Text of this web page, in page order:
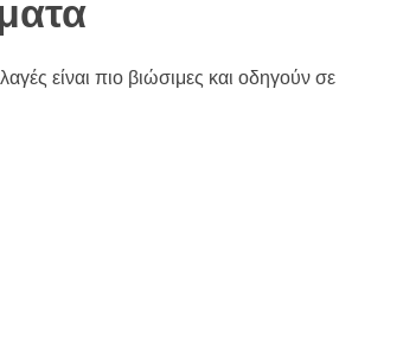
είναι πιο βιώσιμες και οδηγούν σε